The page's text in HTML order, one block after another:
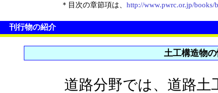
＊目次の章節項は、 http://www.pwrc.or.jp/books/
刊行物の紹介
土工構造物
道路分野では、道路土